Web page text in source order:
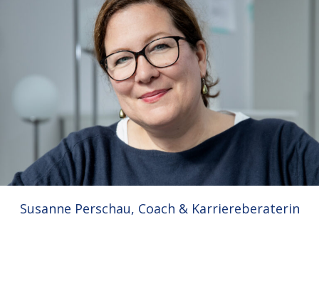
Susanne Perschau, Coach & Karriereberaterin